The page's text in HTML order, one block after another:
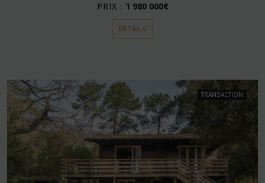
PRIX : 1 980 000€
DÉTAILS
TRANSACTION